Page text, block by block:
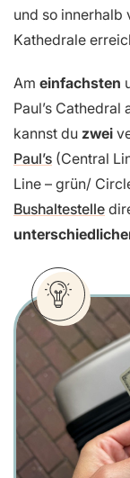
und so innerhalb
Kathedrale
Am einfachsten
Paul’s
kannst du zwei
Paul’s (Central
Line – grün/
Bushaltestelle